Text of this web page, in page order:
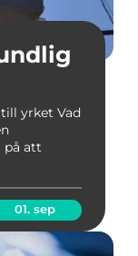
yrket Vad
på att
01. sep